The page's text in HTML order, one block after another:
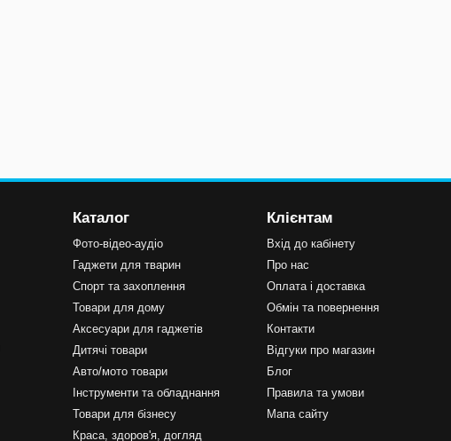
Каталог
Фото-відео-аудіо
Гаджети для тварин
Спорт та захоплення
Товари для дому
Аксесуари для гаджетів
Дитячі товари
Авто/мото товари
Інструменти та обладнання
Товари для бізнесу
Краса, здоров'я, догляд
Клієнтам
Вхід до кабінету
Про нас
Оплата і доставка
Обмін та повернення
Контакти
Відгуки про магазин
Блог
Правила та умови
Мапа сайту